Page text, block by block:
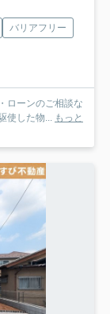
バリアフリー
ローンのご相談な
使した物...
もっと